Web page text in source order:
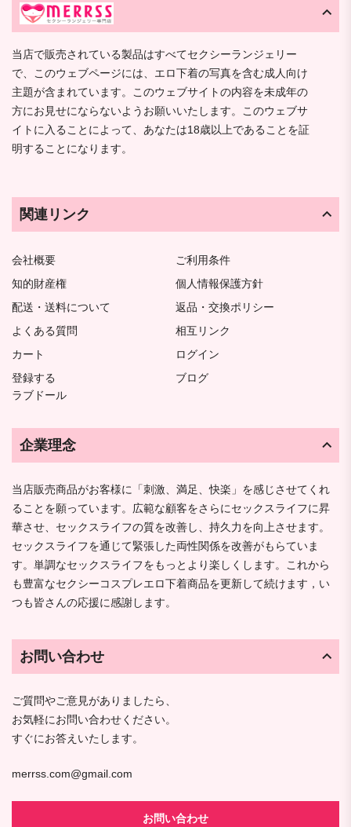
当店で販売されている製品はすべてセクシーランジェリー
で、このウェブページには、エロ下着の写真を含む成人向け
主題が含まれています。このウェブサイトの内容を未成年の
方にお見せにならないようお願いいたします。このウェブサ
イトに入ることによって、あなたは18歳以上であることを証
明することになります。
関連リンク
会社概要
ご利用条件
知的財産権
個人情報保護方針
配送・送料について
返品・交換ポリシー
よくある質問
相互リンク
カート
ログイン
登録する
ブログ
ラブドール
企業理念
当店販売商品がお客様に「刺激、満足、快楽」を感じさせてくれ
ることを願っています。広範な顧客をさらにセックスライフに昇
華させ、セックスライフの質を改善し、持久力を向上させます。
セックスライフを通じて緊張した両性関係を改善がもらていま
す。単調なセックスライフをもっとより楽しくします。これから
も豊富なセクシーコスプレエロ下着商品を更新して続けます，い
つも皆さんの応援に感謝します。
お問い合わせ
ご質問やご意見がありましたら、
お気軽にお問い合わせください。
すぐにお答えいたします。
merrss.com@gmail.com
お問い合わせ